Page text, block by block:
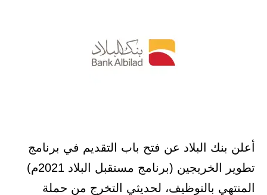
أعلن بنك البلاد عن فتح باب التقديم في برنامج
تطوير الخريجين (برنامج مستقبل البلاد 2021م)
المنتهي بالتوظيف، لحديثي التخرج من حملة